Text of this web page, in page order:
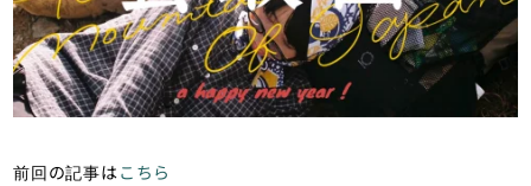
前回の記事はこちら